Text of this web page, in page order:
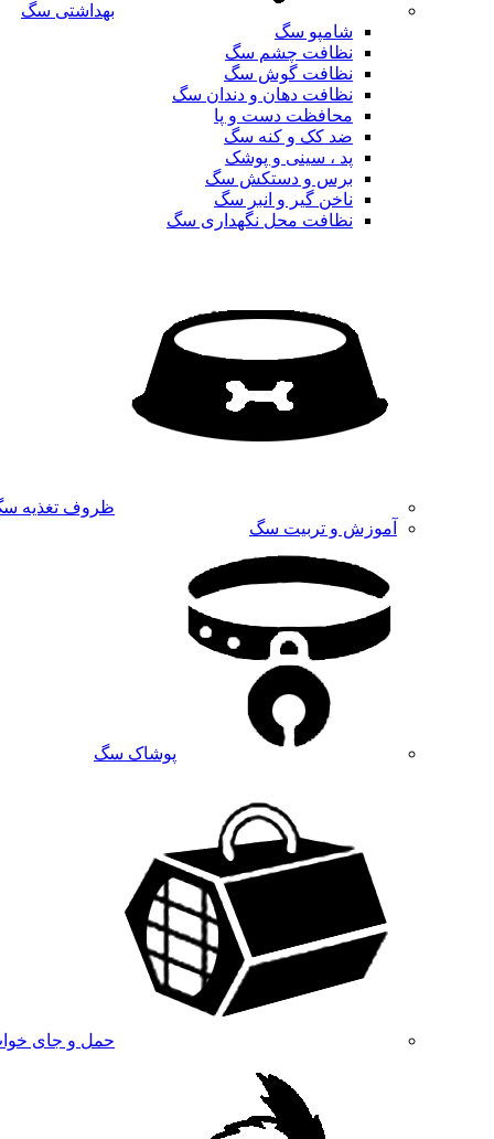
بهداشتی سگ
شامپو سگ
نظافت چشم سگ
نظافت گوش سگ
نظافت دهان و دندان سگ
محافظت دست و پا
ضد کک و کنه سگ
پد ، سینی و پوشک
برس و دستکش سگ
ناخن گیر و انبر سگ
نظافت محل نگهداری سگ
ظروف تغذیه
آموزش و تربیت سگ
پوشاک سگ
حمل و جای